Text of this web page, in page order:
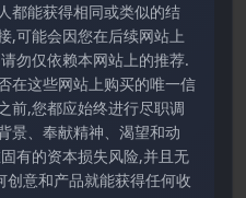
都能获得相同或类似的结
,可能会因您在后续网站上
勿仅依赖本网站上的推荐.
在这些网站上购买的唯一信
前,您都应始终进行尽职调
景、奉献精神、渴望和动
有的资本损失风险,并且无
意和产品就能获得任何收